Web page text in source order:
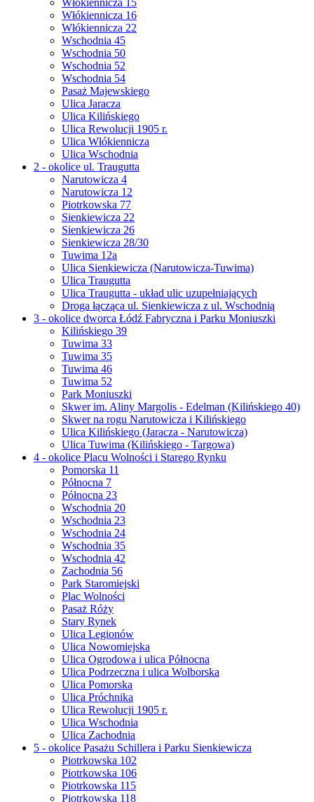
Włókiennicza 16
Włókiennicza 22
Wschodnia 45
Wschodnia 50
Wschodnia 52
Wschodnia 54
Pasaż Majewskiego
Ulica Jaracza
Ulica Kilińskiego
Ulica Rewolucji 1905 r.
Ulica Włókiennicza
Ulica Wschodnia
2 - okolice ul. Traugutta
Narutowicza 4
Narutowicza 12
Piotrkowska 77
Sienkiewicza 22
Sienkiewicza 26
Sienkiewicza 28/30
Tuwima 12a
Ulica Sienkiewicza (Narutowicza-Tuwima)
Ulica Traugutta
Ulica Traugutta - układ ulic uzupełniających
Droga łącząca ul. Sienkiewicza z ul. Wschodnią
3 - okolice dworca Łódź Fabryczna i Parku Moniuszki
Kilińskiego 39
Tuwima 33
Tuwima 35
Tuwima 46
Tuwima 52
Park Moniuszki
Skwer im. Aliny Margolis - Edelman (Kilińskiego 40)
Skwer na rogu Narutowicza i Kilińskiego
Ulica Kilińskiego (Jaracza - Narutowicza)
Ulica Tuwima (Kilińskiego - Targowa)
4 - okolice Placu Wolności i Starego Rynku
Pomorska 11
Północna 7
Północna 23
Wschodnia 20
Wschodnia 23
Wschodnia 24
Wschodnia 35
Wschodnia 42
Zachodnia 56
Park Staromiejski
Plac Wolności
Pasaż Róży
Stary Rynek
Ulica Legionów
Ulica Nowomiejska
Ulica Ogrodowa i ulica Północna
Ulica Podrzeczna i ulica Wolborska
Ulica Pomorska
Ulica Próchnika
Ulica Rewolucji 1905 r.
Ulica Wschodnia
Ulica Zachodnia
5 - okolice Pasażu Schillera i Parku Sienkiewicza
Piotrkowska 102
Piotrkowska 106
Piotrkowska 115
Piotrkowska 118